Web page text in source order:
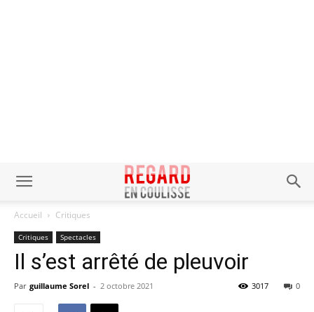
Accueil Critiques
Critiques Spectacles
Il s’est arrêté de pleuvoir
Par guillaume Sorel - 2 octobre 2021 0
3017